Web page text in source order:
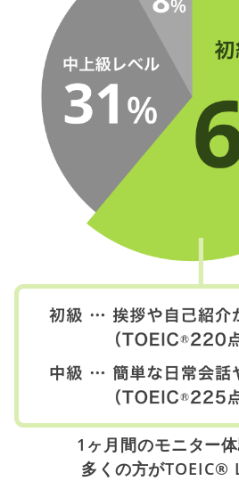
1ヶ月間のモニター
多くの方がTOEIC®